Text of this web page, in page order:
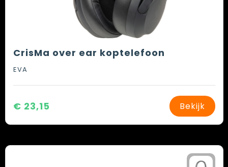
CrisMa over ear koptelefoon
EVA
€ 23,15 Bekijk